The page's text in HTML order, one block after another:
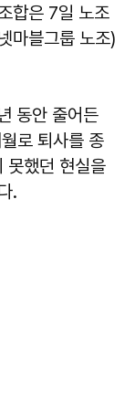
합은 7일 노조
마블그룹 노조)
동안 줄어든
로 퇴사를 종
못했던 현실을
.